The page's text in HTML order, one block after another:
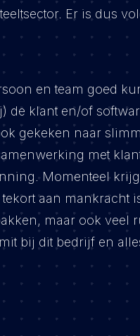
Er is dus
en team goed
de klant en/of
gekeken naar
met
Momenteel
aan mankracht
maar ook veel
bij dit bedrijf en